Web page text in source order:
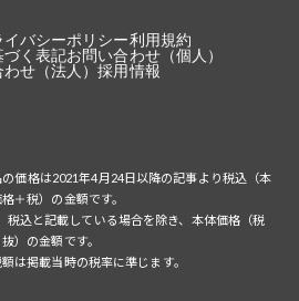
イバシーポリシー利用規約
く表記お問い合わせ（個人）
わせ（法人）採用情報
価格は2021年4月24日以降の記事より税込（本
＋税）の金額です。
税込と記載している場合を除き、本体価格（税
抜）の金額です。
は掲載当時の税率に準じます。